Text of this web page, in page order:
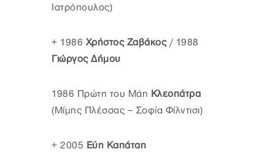
Ιατρόπουλος)
+ 1986 Χρήστος Ζαβάκος / 1988
Γιώργος Δήμου
1986 Πρώτη του Μάη Κλεοπάτρα
(Μίμης Πλέσσας – Σοφία Φίλντισι)
+ 2005 Εύη Καπάταη